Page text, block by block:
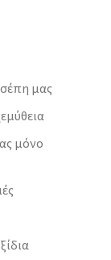
μας
μόνο